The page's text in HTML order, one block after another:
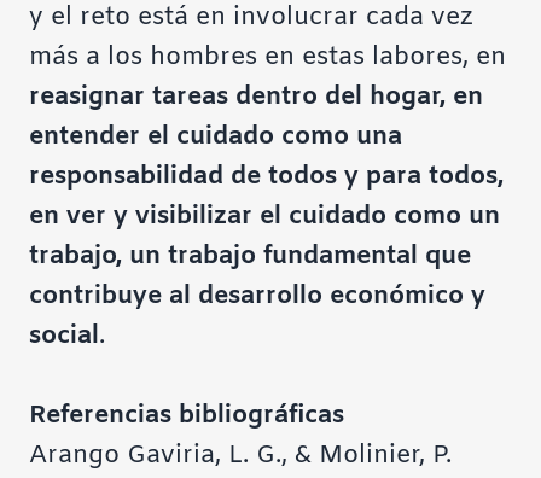
y el reto está en involucrar cada vez
más a los hombres en estas labores, en
reasignar tareas dentro del hogar, en
entender el cuidado como una
responsabilidad de todos y para todos,
en ver y visibilizar el cuidado como un
trabajo, un trabajo fundamental que
contribuye al desarrollo económico y
social.
Referencias bibliográficas
Arango Gaviria, L. G., & Molinier, P.